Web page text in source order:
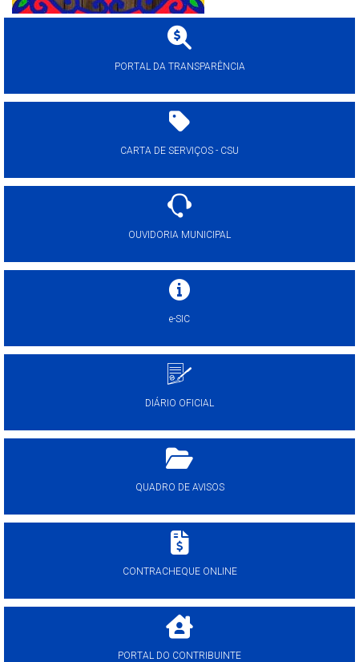
PORTAL DA TRANSPARÊNCIA
CARTA DE SERVIÇOS - CSU
OUVIDORIA MUNICIPAL
e-SIC
DIÁRIO OFICIAL
QUADRO DE AVISOS
CONTRACHEQUE ONLINE
PORTAL DO CONTRIBUINTE